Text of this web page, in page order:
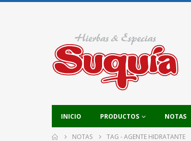
INICIO PRODUCTOS NOTAS
NOTAS TAG -AGENTE HIDRATANTE